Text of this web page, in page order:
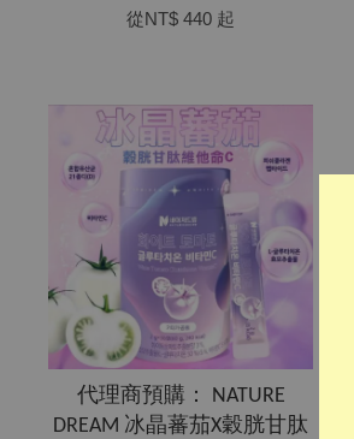
從NT$ 440 起
代理商預購： NATURE
DREAM 冰晶蕃茄X穀胱甘肽